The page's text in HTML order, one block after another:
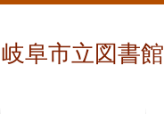
岐阜市立図書館